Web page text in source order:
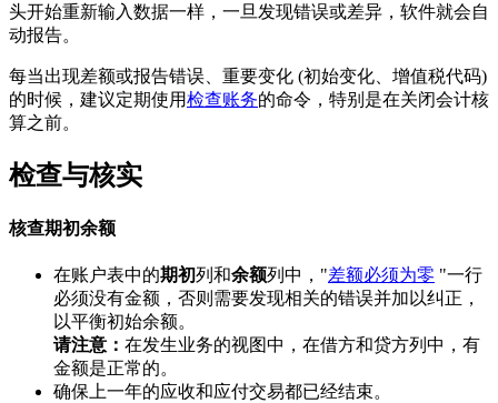
头开始重新输入数据一样，一旦发现错误或差异，软件就会自
动报告。
每当出现差额或报告错误、重要变化 (初始变化、增值税代码)
的时候，建议定期使用检查账务的命令，特别是在关闭会计核
算之前。
检查与核实
核查期初余额
在账户表中的期初列和余额列中，"差额必须为零 "一行
必须没有金额，否则需要发现相关的错误并加以纠正，
以平衡初始余额。
请注意： 在发生业务的视图中，在借方和贷方列中，有
金额是正常的。
确保上一年的应收和应付交易都已经结束。